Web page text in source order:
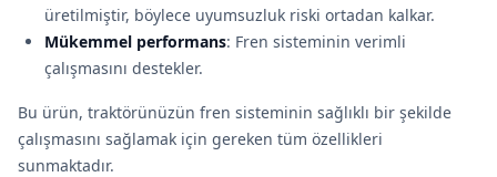
üretilmiştir, böylece uyumsuzluk riski ortadan kalkar.
Mükemmel performans: Fren sisteminin verimli
çalışmasını destekler.
Bu ürün, traktörünüzün fren sisteminin sağlıklı bir şekilde
çalışmasını sağlamak için gereken tüm özellikleri
sunmaktadır.